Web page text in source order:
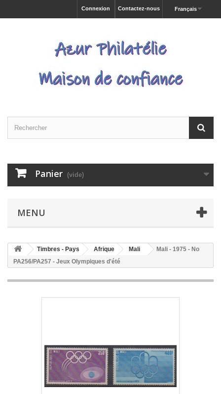
Français
Contactez-nous
Connexion
Panier (vide)
MENU
Timbres - Pays Afrique Mali
Mali - 1975 - No
PA256/PA257 - Jeux Olympiques d'été